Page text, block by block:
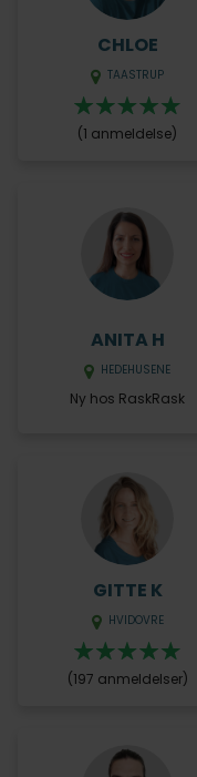
CHLOE
TAASTRUP
(1 anmeldelse)
ANITA H
HEDEHUSENE
Ny hos RaskRask
GITTE K
HVIDOVRE
(197 anmeldelser)